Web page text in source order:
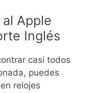
Apple
Inglés
casi todos
puedes
relojes